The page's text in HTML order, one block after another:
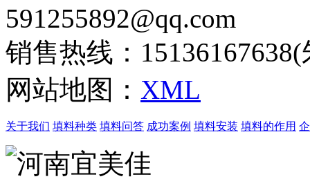
591255892@qq.com
销售热线：
网站地图： XML
关于我们 填料种类 填料问答 成功案例 填料安装 填料的作用